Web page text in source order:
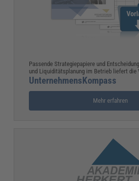
Passende Strategiepapiere und
und Liquiditätsplanung im Betrieb liefert die
UnternehmensKompass
Mehr erfahren